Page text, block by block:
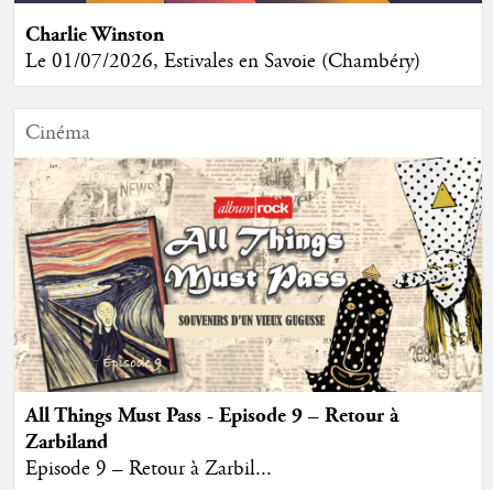
Charlie Winston
Le 01/07/2026, Estivales en Savoie (Chambéry)
Cinéma
All Things Must Pass - Episode 9 – Retour à
Zarbiland
Episode 9 – Retour à Zarbil...